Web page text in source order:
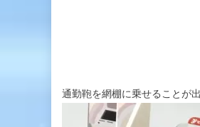
通勤鞄を網棚に乗せることが出